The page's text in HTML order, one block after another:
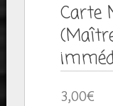
Carte
3,00€